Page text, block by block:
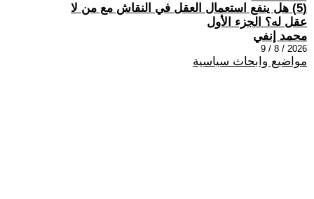
(5) هل ينفع استعمال العقل في النقاش مع من لا
عقل له؟ الجزء الأول
محمد إنفي
2026 / 8 / 9
مواضيع وابحاث سياسية